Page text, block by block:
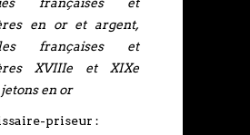
en or et argent,
françaises et
XVIIIe et XIXe
en or
priseur :